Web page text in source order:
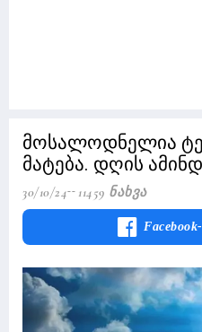
მოსალოდნელია
მატება. დღის
30/10/24 11459 Ნახვა